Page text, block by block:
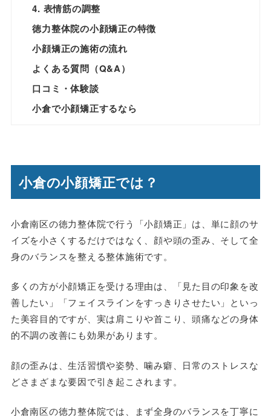
4. 表情筋の調整
徳力整体院の小顔矯正の特徴
小顔矯正の施術の流れ
よくある質問（Q&A）
口コミ・体験談
小倉で小顔矯正するなら
小倉の小顔矯正では？
小倉南区の徳力整体院で行う「小顔矯正」は、単に顔のサ
イズを小さくするだけではなく、顔や頭の歪み、そして全
身のバランスを整える整体施術です。
多くの方が小顔矯正を受ける理由は、「見た目の印象を改
善したい」「フェイスラインをすっきりさせたい」といっ
た美容目的ですが、実は肩こりや首こり、頭痛などの身体
的不調の改善にも効果があります。
顔の歪みは、生活習慣や姿勢、噛み癖、日常のストレスな
どさまざまな要因で引き起こされます。
小倉南区の徳力整体院では、まず全身のバランスを丁寧に